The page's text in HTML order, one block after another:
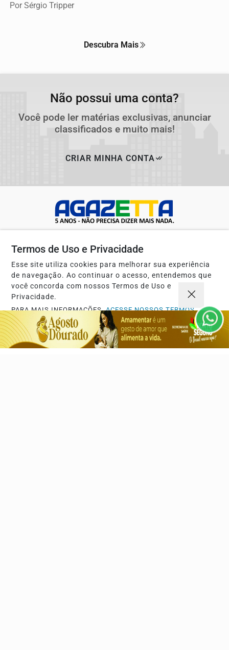
Por Sérgio Tripper
Descubra Mais
Não possui uma conta?
Você pode ler matérias exclusivas, anunciar
classificados e muito mais!
CRIAR MINHA CONTA
Navegue
Início
Mundo
Sociedade
Ciência & Tecnologia
Educação
Política
Economia
Termos de Uso e Privacidade
Esse site utiliza cookies para melhorar sua experiência
de navegação. Ao continuar o acesso, entendemos que
você concorda com nossos Termos de Uso e
Privacidade.
PARA MAIS INFORMAÇÕES,ACESSE NOSSOS TERMOS
CLICANDO AQUI
PROSSEGUIR